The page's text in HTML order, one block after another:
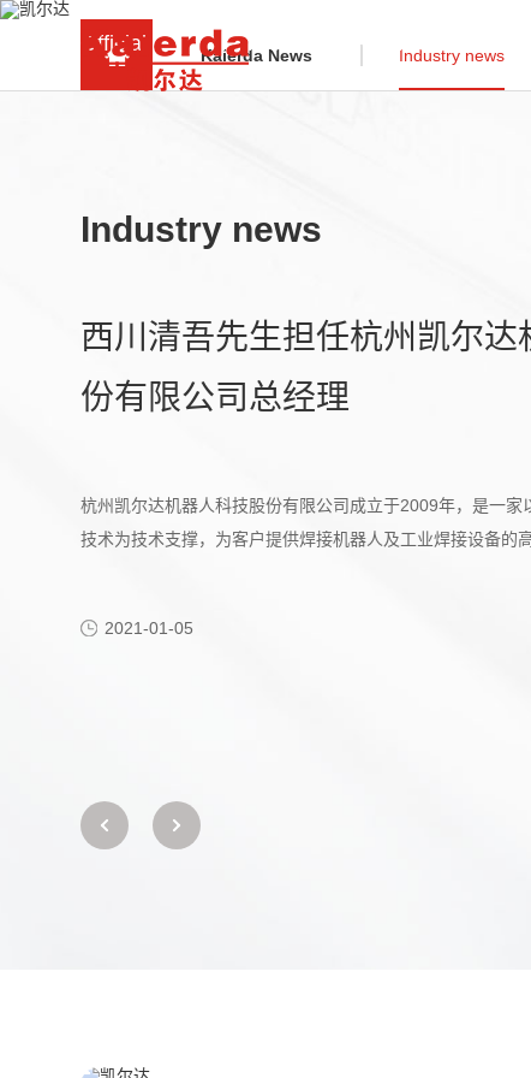
Official news or latest news from Kaierda, will
Kaierda News Industry news
Industry news
西川清吾先生担任杭州凯尔达
份有限公司总经理
杭州凯尔达机器人科技股份有限公司成立于2009年，是一家
技术为技术支撑，为客户提供焊接机器人及工业焊接设备的
2021-01-05